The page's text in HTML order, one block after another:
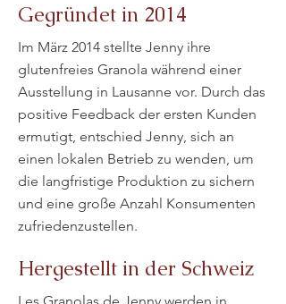
Gegründet in 2014
Im März 2014 stellte Jenny ihre
glutenfreies Granola während einer
Ausstellung in Lausanne vor. Durch das
positive Feedback der ersten Kunden
ermutigt, entschied Jenny, sich an
einen lokalen Betrieb zu wenden, um
die langfristige Produktion zu sichern
und eine große Anzahl Konsumenten
zufriedenzustellen.
Hergestellt in der Schweiz
Les Granolas de Jenny werden in